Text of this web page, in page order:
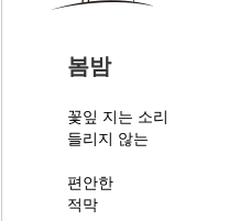
봄밤
꽃잎 지는 소리
들리지 않는
편안한
적막